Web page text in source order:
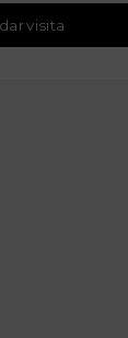
visita